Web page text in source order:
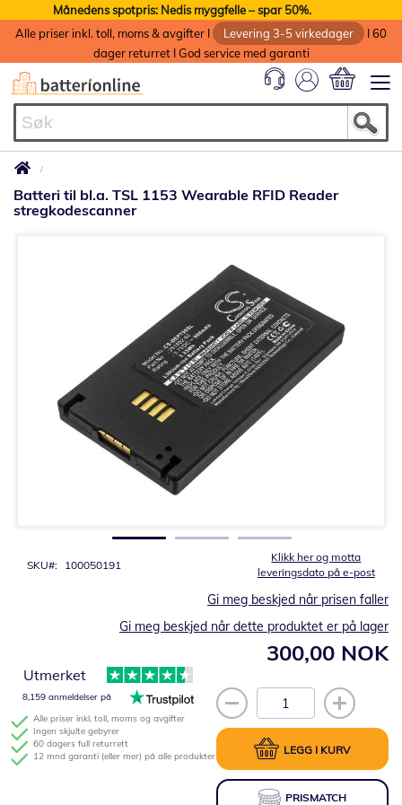
Månedens spotpris: Nedis myggfelle – spar 50%.
Alle priser inkl. toll, moms & avgifter I
Levering 3-5 virkedager
I 60
dager returret I God service med garanti
Batteri til bl.a. TSL 1153 Wearable RFID Reader
stregkodescanner
Klikk her og motta
leveringsdato på e-post
SKU 100050191
300,00 NOK
Gi meg beskjed når prisen faller
Gi meg beskjed når dette produktet er på lager
LEGG I KURV
PRISMATCH
Alle priser inkl. toll, moms og avgifter
Ingen skjulte gebyrer
60 dagers full returrett
12 mnd garanti (eller mer) på alle produkter
Utmerket
8,159 anmeldelser på